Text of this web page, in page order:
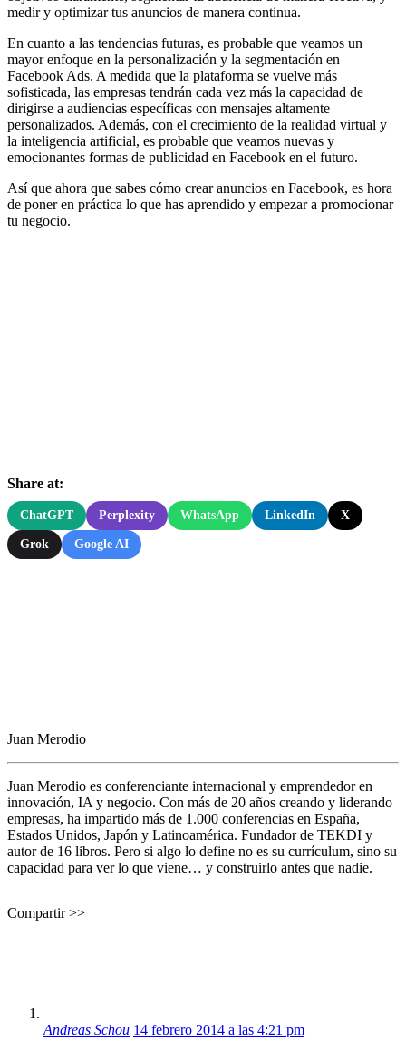
medir y optimizar tus anuncios de manera continua.
En cuanto a las tendencias futuras, es probable que veamos un
mayor enfoque en la personalización y la segmentación en
Facebook Ads. A medida que la plataforma se vuelve más
sofisticada, las empresas tendrán cada vez más la capacidad de
dirigirse a audiencias específicas con mensajes altamente
personalizados. Además, con el crecimiento de la realidad virtual y
la inteligencia artificial, es probable que veamos nuevas y
emocionantes formas de publicidad en Facebook en el futuro.
Así que ahora que sabes cómo crear anuncios en Facebook, es hora
de poner en práctica lo que has aprendido y empezar a promocionar
tu negocio.
Share at:
ChatGPT Perplexity WhatsApp LinkedIn X
Grok Google AI
Juan Merodio
Juan Merodio es conferenciante internacional y emprendedor en
innovación, IA y negocio. Con más de 20 años creando y liderando
empresas, ha impartido más de 1.000 conferencias en España,
Estados Unidos, Japón y Latinoamérica. Fundador de TEKDI y
autor de 16 libros. Pero si algo lo define no es su currículum, sino su
capacidad para ver lo que viene… y construirlo antes que nadie.
Compartir >>
Andreas Schou 14 febrero 2014 a las 4:21 pm